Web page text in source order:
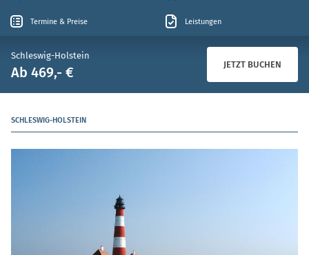
Termine & Preise Leistungen
Schleswig-Holstein
Ab 469,- € JETZT BUCHEN
SCHLESWIG-HOLSTEIN